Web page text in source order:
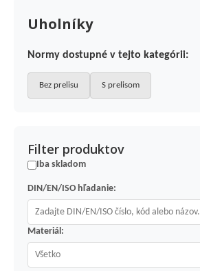
Uholníky
Normy dostupné v tejto kategórii:
Bez prelisu S prelisom
Filter produktov
Iba skladom
DIN/EN/ISO hľadanie:
Materiál: